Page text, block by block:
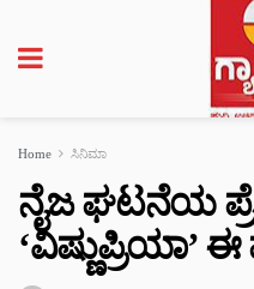
Home ಸಿನಿಮಾ
ನೈಜ ಘಟನೆಯ
‘ವಿಷ್ಣುಪ್ರಿಯಾ’